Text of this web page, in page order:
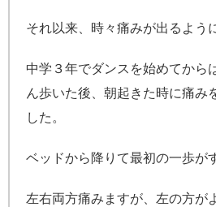
それ以来、時々痛みが出るよう
中学３年でダンスを始めてから
ん歩いた後、朝起きた時に痛み
した。
ベッドから降りて最初の一歩が
左右両方痛みますが、左の方が